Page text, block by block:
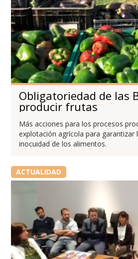
Obligatoriedad de las
producir frutas
Más acciones para los procesos
explotación agrícola para garantizar
inocuidad de los alimentos.
ACTUALIDAD